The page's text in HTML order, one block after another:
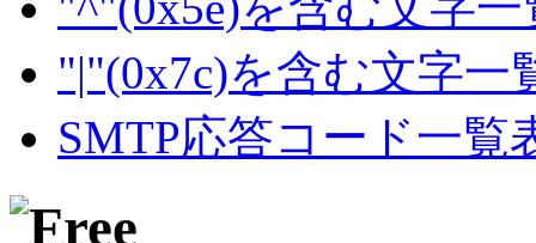
"|"(0x7c)を含む文字一
SMTP応答コード一覧